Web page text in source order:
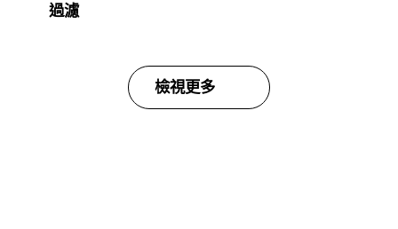
過濾
檢視更多